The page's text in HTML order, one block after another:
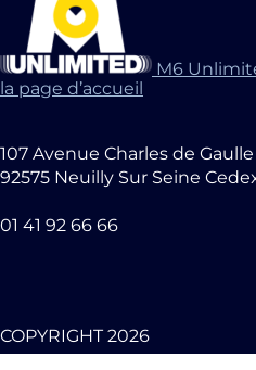
M6
la page d’accueil
107 Avenue Charles de Gaulle
92575 Neuilly Sur Seine
01 41 92 66 66
COPYRIGHT 2026